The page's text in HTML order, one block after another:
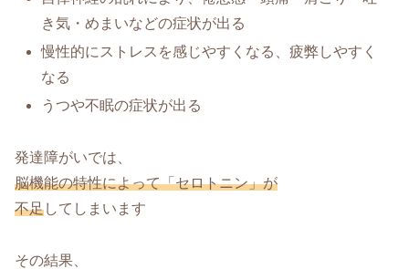
き気・めまいなどの症状が出る
慢性的にストレスを感じやすくなる、疲弊しやすく
なる
うつや不眠の症状が出る
発達障がいでは、
脳機能の特性によって「セロトニン」が
不足してしまいます
その結果、